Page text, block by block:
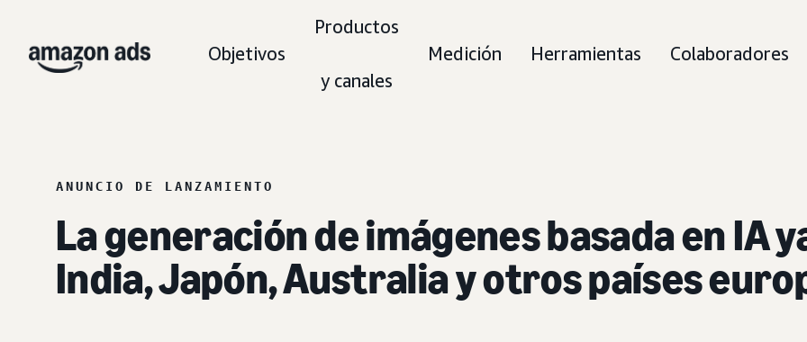
Objetivos
Productos
y canales
Medición Herramientas Colaboradores
ANUNCIO DE LANZAMIENTO
La generación de imágenes basada en IA
India, Japón, Australia y otros países